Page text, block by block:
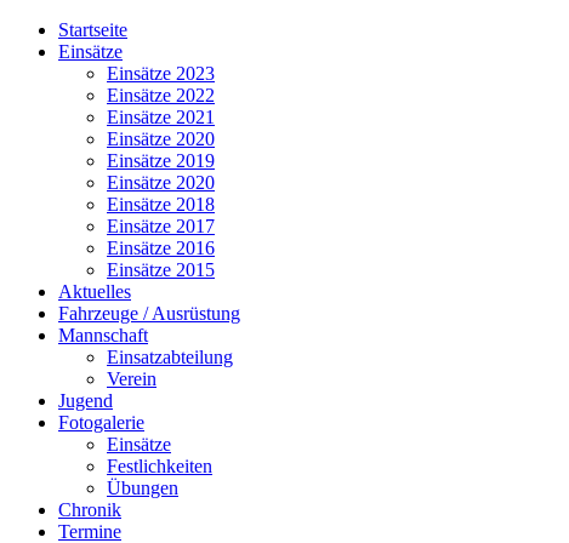
Startseite
Einsätze
Einsätze 2023
Einsätze 2022
Einsätze 2021
Einsätze 2020
Einsätze 2019
Einsätze 2020
Einsätze 2018
Einsätze 2017
Einsätze 2016
Einsätze 2015
Aktuelles
Fahrzeuge / Ausrüstung
Mannschaft
Einsatzabteilung
Verein
Jugend
Fotogalerie
Einsätze
Festlichkeiten
Übungen
Chronik
Termine